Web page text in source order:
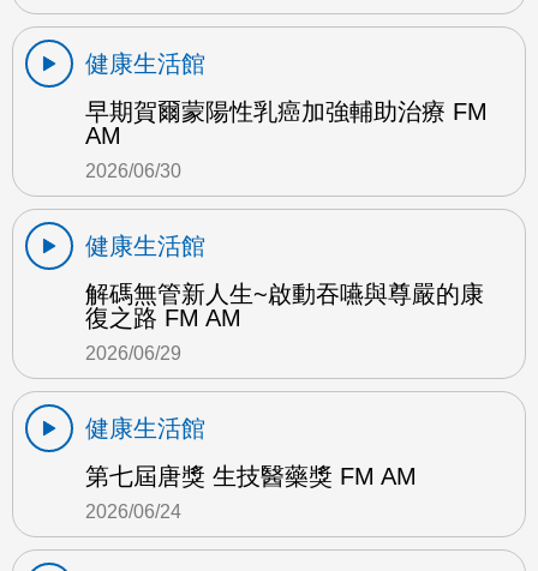
健康生活館
早期賀爾蒙陽性乳癌加強輔助治療 FM
AM
2026/06/30
健康生活館
解碼無管新人生~啟動吞嚥與尊嚴的康
復之路 FM AM
2026/06/29
健康生活館
第七屆唐獎 生技醫藥獎 FM AM
2026/06/24